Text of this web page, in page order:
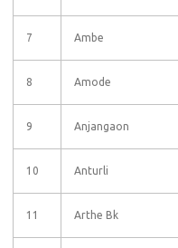
7 Ambe
8 Amode
9 Anjangaon
10 Anturli
11 Arthe Bk